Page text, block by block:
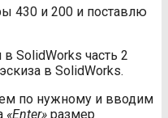
430 и 200 и поставлю
в SolidWorks.
по нужному и вводим
«Enter» размер